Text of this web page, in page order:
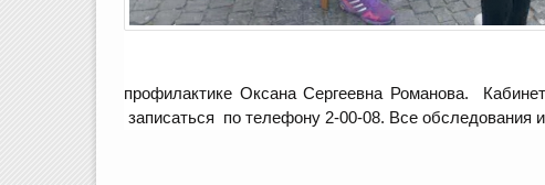
профилактике Оксана Сергеевна Романова.
записаться по телефону 2-00-08. Все обследования